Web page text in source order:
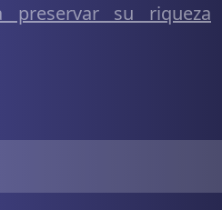
preservar su riqueza